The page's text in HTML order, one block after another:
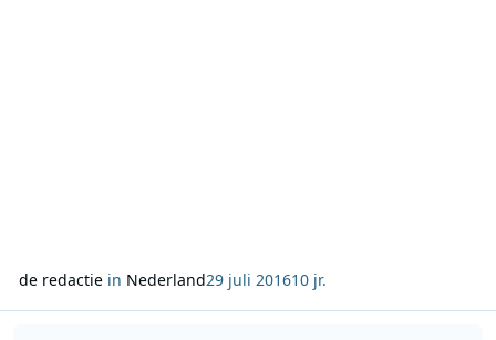
de redactiein Nederland29 juli 201610 jr.